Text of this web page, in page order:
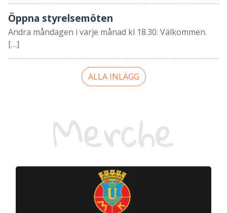
Öppna styrelsemöten
Andra måndagen i varje månad kl 18.30. Välkommen.
[…]
ALLA INLÄGG
Merche